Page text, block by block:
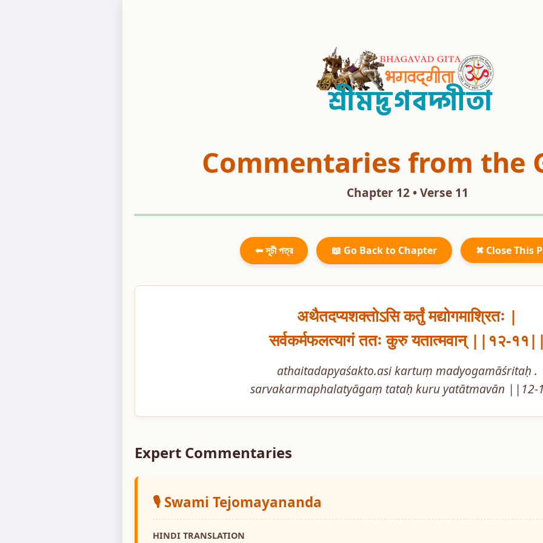
Commentaries from the
Chapter 12 • Verse 11
⬅ সূচী পত্র 📖 Go Back to Chapter ✖ Close This
अथैतदप्यशक्तोऽसि कर्तुं मद्योगमाश्रितः |
सर्वकर्मफलत्यागं ततः कुरु यतात्मवान् ||१२-११||
athaitadapyaśakto.asi kartuṃ madyogamāśritaḥ .
sarvakarmaphalatyāgaṃ tataḥ kuru yatātmavān
Expert Commentaries
🎙️ Swami Tejomayananda
HINDI TRANSLATION